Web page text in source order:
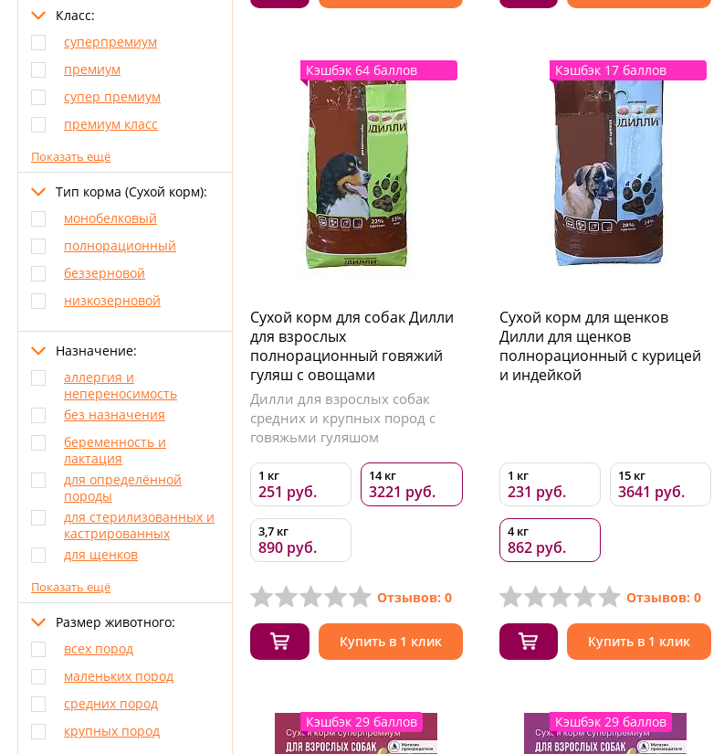
Класс:
суперпремиум
премиум
cупер премиум
премиум класс
Показать ещё
Тип корма (Сухой корм):
монобелковый
полнорационный
беззерновой
низкозерновой
Назначение:
аллергия и
непереносимость
без назначения
беременность и
лактация
для определённой
породы
для стерилизованных и
кастрированных
для щенков
Показать ещё
Размер животного:
всех пород
маленьких пород
средних пород
крупных пород
Кэшбэк 64 баллов
Сухой корм для собак Дилли
для взрослых
полнорационный говяжий
гуляш с овощами
Дилли для взрослых собак
средних и крупных пород с
говяжьми гуляшом
1 кг
251 руб.
14 кг
3221 руб.
3,7 кг
890 руб.
Отзывов: 0
Купить в 1 клик
Кэшбэк 17 баллов
Сухой корм для щенков
Дилли для щенков
полнорационный с курицей
и индейкой
1 кг
231 руб.
15 кг
3641 руб.
4 кг
862 руб.
Отзывов: 0
Купить в 1 клик
Кэшбэк 29 баллов Кэшбэк 29 баллов